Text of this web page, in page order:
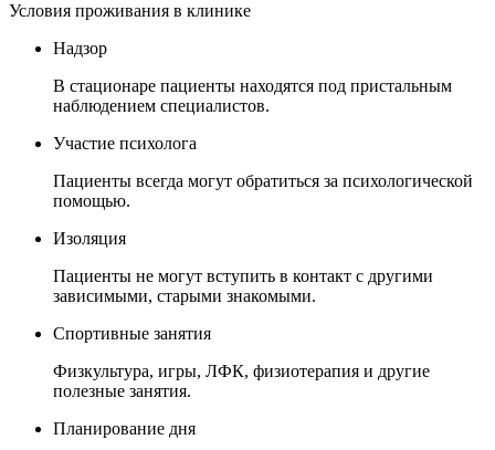
Условия проживания в клинике
Надзор
В стационаре пациенты находятся под пристальным
наблюдением специалистов.
Участие психолога
Пациенты всегда могут обратиться за психологической
помощью.
Изоляция
Пациенты не могут вступить в контакт с другими
зависимыми, старыми знакомыми.
Спортивные занятия
Физкультура, игры, ЛФК, физиотерапия и другие
полезные занятия.
Планирование дня